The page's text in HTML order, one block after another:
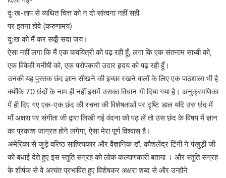
दुःख-ताप से व्यथित चित्त को न दो सांत्वना नहीं सही
पर इतना होवे (करुणामय)
दु:ख को मैं कर सकूँ सदा जय।
ऐसा नहीं लगा कि मैं एक कवयित्री को पढ़ रही हूँ, लगा कि एक संतनाम साध्वी को,
एक विवेकी मनीषी को, एक परोपकारी उदार हृदय को पढ़ रही हूँ।
उनकी यह पुस्तक छंद ज्ञान सीखने की इच्छा रखने वालों के लिए एक पाठशाला भी है
क्योंकि 70 छंदों के नाम ही नहीं इसमें उसका विधान भी दिया गया है। अनुक्रमणिका
में ही दिए गए एक-एक छंद की रचना की विशेषताओं पर दृष्टि डाल यदि उस छंद में
माँ अक्षरा पर संगीता जी द्वारा लिखी गई वंदना को पढ़ लें तो उस छंद के विषय में ज्ञान
का प्रकाश जाग्रत होने लगेगा, ऐसा मेरा पूर्ण विश्वास है।
अमेरिका से जुड़े वरिष्ठ साहित्यकार और वैज्ञानिक डॉ. कौशलेंद्र टिंगी ने पंखुड़ी जी
को बधाई देते हुए इस स्तुति संग्रह को लोक कल्याणकारी बताया । और स्तुति संग्रह
के शीर्षक से वे अत्यंत प्रभावित हुए विशेषकर अक्षरा शब्द से और उन्होंने